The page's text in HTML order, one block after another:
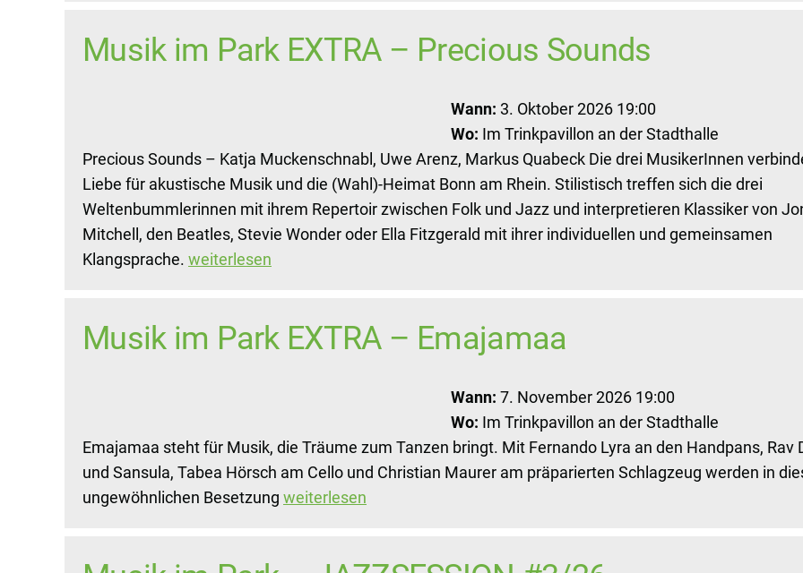
Musik im Park EXTRA – Precious Sounds
Wann: 3. Oktober 2026 19:00
Wo: Im Trinkpavillon an der Stadthalle
Precious Sounds – Katja Muckenschnabl, Uwe Arenz, Markus Quabeck Die drei MusikerInnen
Liebe für akustische Musik und die (Wahl)-Heimat Bonn am Rhein. Stilistisch treffen sich die drei
Weltenbummlerinnen mit ihrem Repertoir zwischen Folk und Jazz und interpretieren Klassiker von
Mitchell, den Beatles, Stevie Wonder oder Ella Fitzgerald mit ihrer individuellen und gemeinsamen
Klangsprache. weiterlesen
Musik im Park EXTRA – Emajamaa
Wann: 7. November 2026 19:00
Wo: Im Trinkpavillon an der Stadthalle
Emajamaa steht für Musik, die Träume zum Tanzen bringt. Mit Fernando Lyra an den Handpans, Rav
und Sansula, Tabea Hörsch am Cello und Christian Maurer am präparierten Schlagzeug werden in
ungewöhnlichen Besetzung weiterlesen